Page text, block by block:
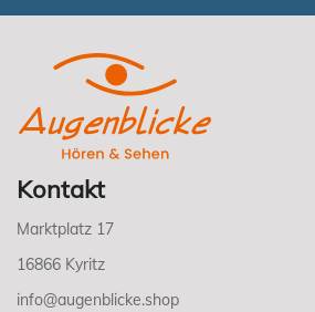
Kontakt
Marktplatz 17
16866 Kyritz
info@augenblicke.shop